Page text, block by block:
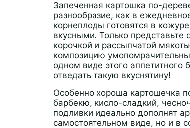
Запеченная картошка по-
разнообразие, как в
корнеплоды готовятся в
вкусными. Только представьте
корочкой и рассыпчатой
композицию
одном виде этого
отведать такую вкуснятину!
Особенно хороша картошечка
барбекю, кисло-сладкий,
подливки идеально дополнят
самостоятельном виде, но и в